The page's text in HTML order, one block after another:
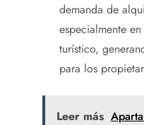
demanda de
especialmente
turístico,
para los
Leer más